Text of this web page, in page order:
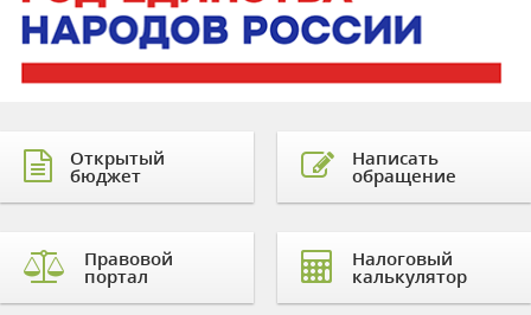
Открытый
бюджет
Правовой
портал
Написать
обращение
Налоговый
калькулятор